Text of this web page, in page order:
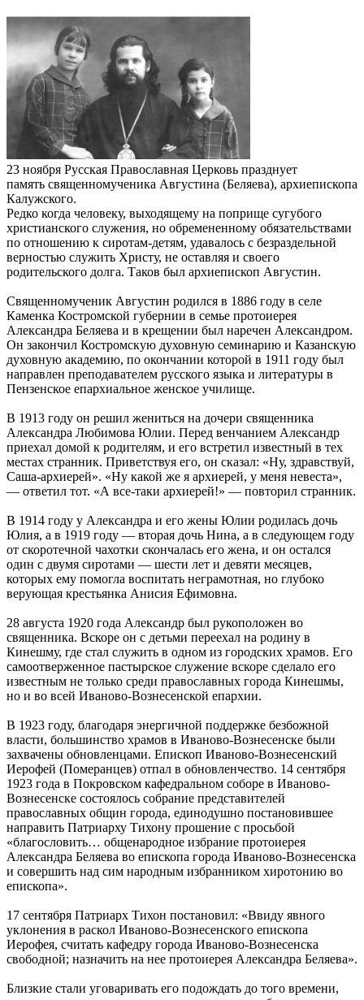
23 ноября Русская Православная Церковь празднует
память священномученика Августина (Беляева), архиепископа
Калужского.
Редко когда человеку, выходящему на поприще сугубого
христианского служения, но обремененному обязательствами
по отношению к сиротам-детям, удавалось с безраздельной
верностью служить Христу, не оставляя и своего
родительского долга. Таков был архиепископ Августин.
Священномученик Августин родился в 1886 году в селе
Каменка Костромской губернии в семье протоиерея
Александра Беляева и в крещении был наречен Александром.
Он закончил Костромскую духовную семинарию и Казанскую
духовную академию, по окончании которой в 1911 году был
направлен преподавателем русского языка и литературы в
Пензенское епархиальное женское училище.
В 1913 году он решил жениться на дочери священника
Александра Любимова Юлии. Перед венчанием Александр
приехал домой к родителям, и его встретил известный в тех
местах странник. Приветствуя его, он сказал: «Ну, здравствуй,
Саша-архиерей». «Ну какой же я архиерей, у меня невеста»,
— ответил тот. «А все-таки архиерей!» — повторил странник.
В 1914 году у Александра и его жены Юлии родилась дочь
Юлия, а в 1919 году — вторая дочь Нина, а в следующем году
от скоротечной чахотки скончалась его жена, и он остался
один с двумя сиротами — шести лет и девяти месяцев,
которых ему помогла воспитать неграмотная, но глубоко
верующая крестьянка Анисия Ефимовна.
28 августа 1920 года Александр был рукоположен во
священника. Вскоре он с детьми переехал на родину в
Кинешму, где стал служить в одном из городских храмов. Его
самоотверженное пастырское служение вскоре сделало его
известным не только среди православных города Кинешмы,
но и во всей Иваново-Вознесенской епархии.
В 1923 году, благодаря энергичной поддержке безбожной
власти, большинство храмов в Иваново-Вознесенске были
захвачены обновленцами. Епископ Иваново-Вознесенский
Иерофей (Померанцев) отпал в обновленчество. 14 сентября
1923 года в Покровском кафедральном соборе в Иваново-
Вознесенске состоялось собрание представителей
православных общин города, единодушно постановившее
направить Патриарху Тихону прошение с просьбой
«благословить… общенародное избрание протоиерея
Александра Беляева во епископа города Иваново-Вознесенска
и совершить над сим народным избранником хиротонию во
епископа».
17 сентября Патриарх Тихон постановил: «Ввиду явного
уклонения в раскол Иваново-Вознесенского епископа
Иерофея, считать кафедру города Иваново-Вознесенска
свободной; назначить на нее протоиерея Александра Беляева».
Близкие стали уговаривать его подождать до того времени,